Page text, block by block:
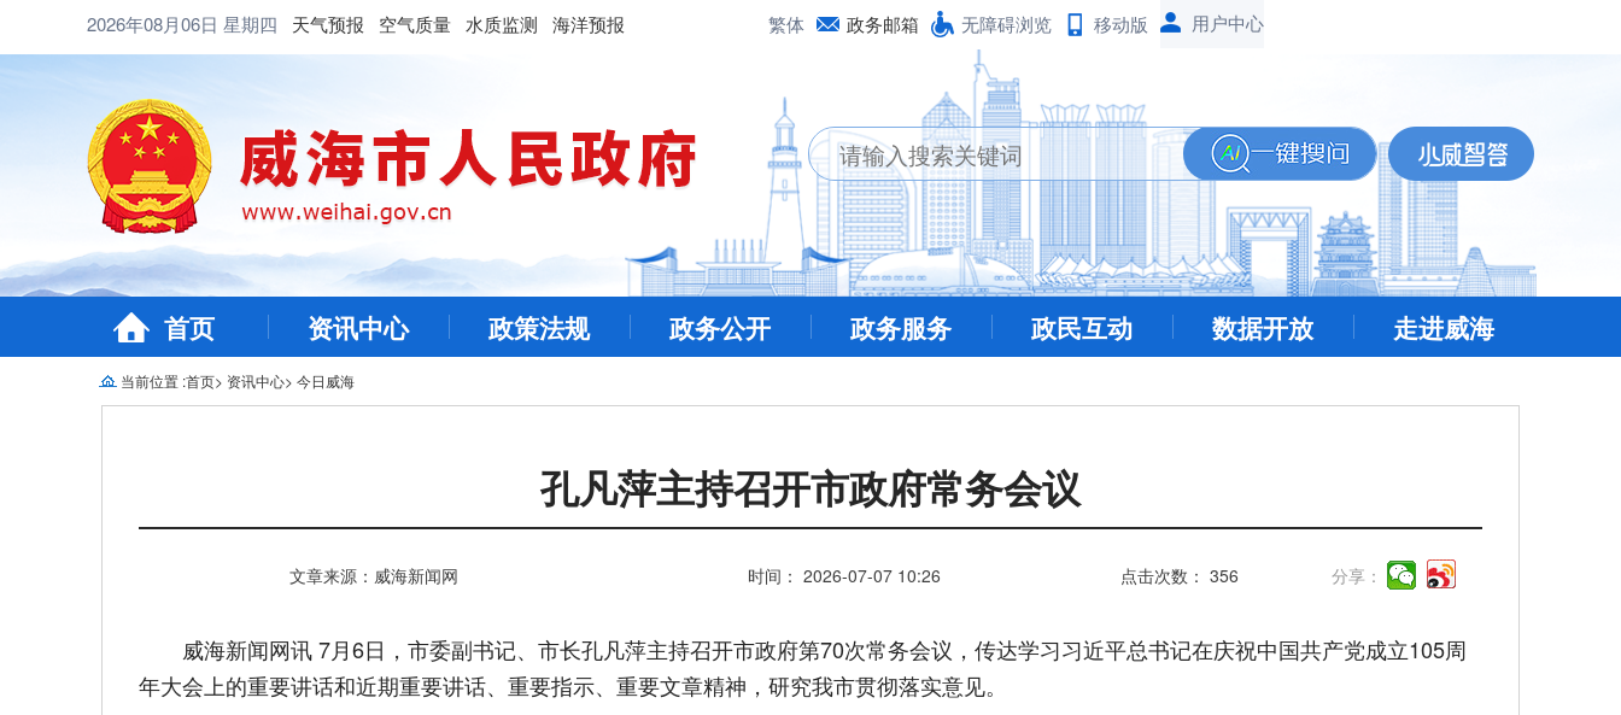
2026年08月06日 星期四 天气预报 空气质量 水质监测 海洋预报 繁体 政务邮箱 无障碍浏览 移动版
首页 资讯中心 政策法规 政务公开 政务服务 政民互动 数据开放 走进威海
当前位置 :首页> 资讯中心> 今日威海
孔凡萍主持召开市政府常务会议
文章来源：威海新闻网 时间： 2026-07-07 10:26 点击次数：356 分享：
威海新闻网讯 7月6日，市委副书记、市长孔凡萍主持召开市政府第70次常务会议，传达学习习近平总书记在庆祝中国共产党成立105周
年大会上的重要讲话和近期重要讲话、重要指示、重要文章精神，研究我市贯彻落实意见。